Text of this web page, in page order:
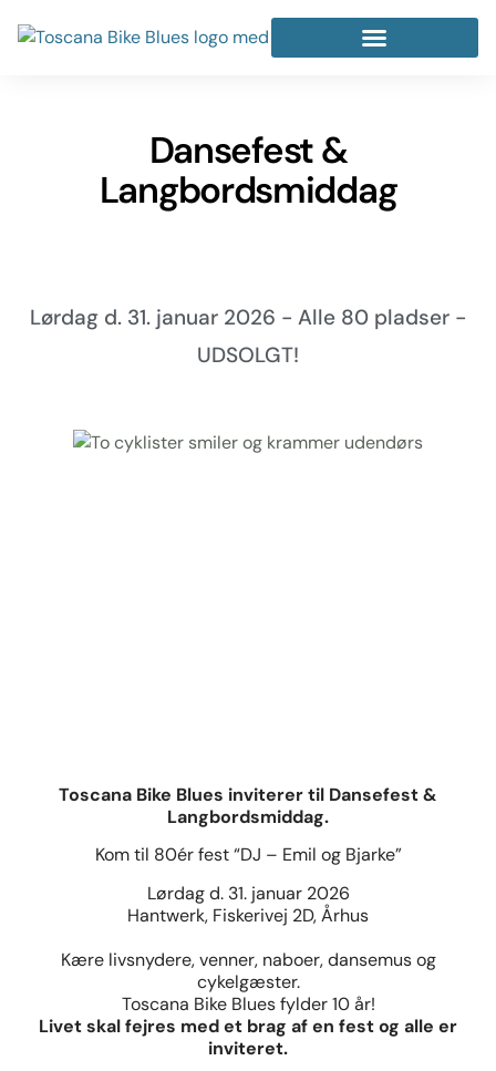
Dansefest &
Langbordsmiddag
Lørdag d. 31. januar 2026 - Alle 80 pladser -
UDSOLGT!
Toscana Bike Blues inviterer til Dansefest &
Langbordsmiddag.
Kom til 80ér fest “DJ – Emil og Bjarke”
Lørdag d. 31. januar 2026
Hantwerk, Fiskerivej 2D, Århus
Kære livsnydere, venner, naboer, dansemus og
cykelgæster.
Toscana Bike Blues fylder 10 år!
Livet skal fejres med et brag af en fest og alle er
inviteret.